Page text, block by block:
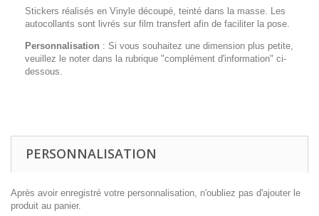
Stickers réalisés en Vinyle découpé, teinté dans la masse. Les
autocollants sont livrés sur film transfert afin de faciliter la pose.
Personnalisation : Si vous souhaitez une dimension plus petite,
veuillez le noter dans la rubrique "complément d'information" ci-
dessous.
PERSONNALISATION
Après avoir enregistré votre personnalisation, n'oubliez pas d'ajouter le
produit au panier.